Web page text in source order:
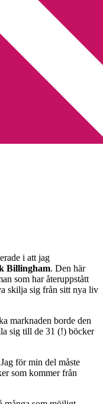
av Mark
i att jag
Billingham. Den här
som har återuppstått
skilja sig från sitt nya liv
marknaden borde den
sig till de 31 (!) böcker
för min del måste
som kommer från